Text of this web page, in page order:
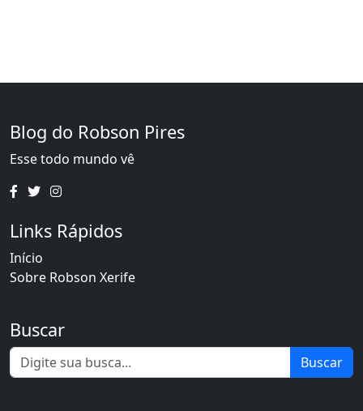
Blog do Robson Pires
Esse todo mundo vê
Links Rápidos
Início
Sobre Robson Xerife
Buscar
Buscar